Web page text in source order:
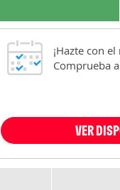
¡Hazte con el
Comprueba
VER